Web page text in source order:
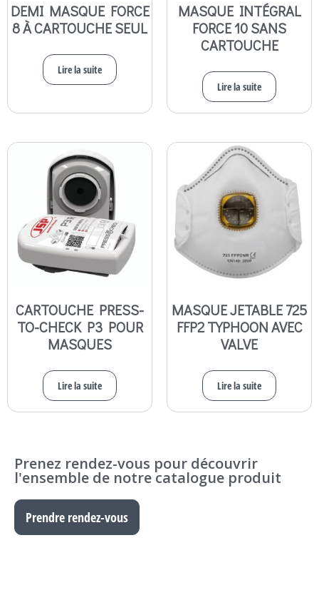
DEMI MASQUE FORCE
8 À CARTOUCHE SEUL
Lire la suite
MASQUE INTÉGRAL
FORCE 10 SANS
CARTOUCHE
Lire la suite
CARTOUCHE PRESS-
TO-CHECK P3 POUR
MASQUES
Lire la suite
MASQUE JETABLE 725
FFP2 TYPHOON AVEC
VALVE
Lire la suite
Prenez rendez-vous pour découvrir
l'ensemble de notre catalogue produit
Prendre rendez-vous